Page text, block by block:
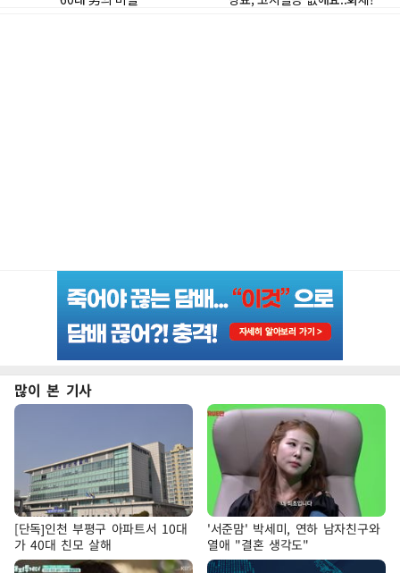
많이 본 기사
[단독]인천 부평구 아파트서 10대
가 40대 친모 살해
'서준맘' 박세미, 연하 남자친구와
열애 "결혼 생각도"